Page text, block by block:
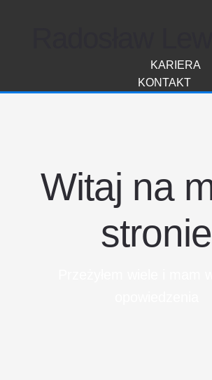
KARIERA
KONTAKT
Witaj na
stronie